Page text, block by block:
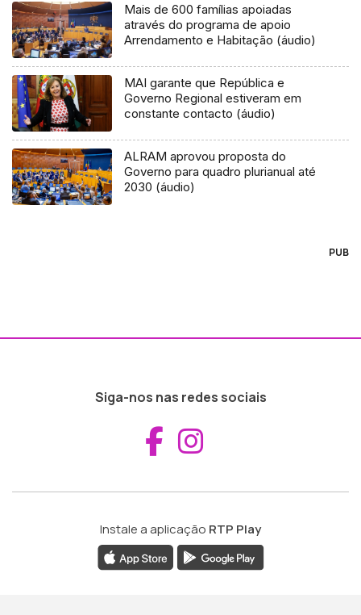
Mais de 600 famílias apoiadas
através do programa de apoio
Arrendamento e Habitação (áudio)
MAI garante que República e
Governo Regional estiveram em
constante contacto (áudio)
ALRAM aprovou proposta do
Governo para quadro plurianual até
2030 (áudio)
PUB
Siga-nos nas redes sociais
Aceder ao
Instale a aplicação RTP Play